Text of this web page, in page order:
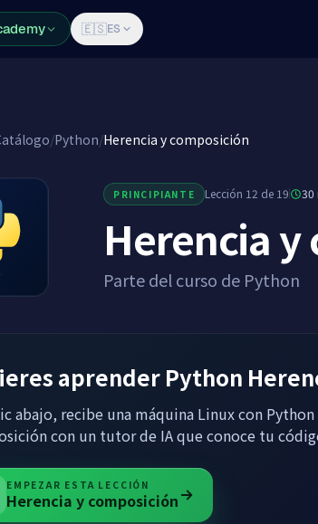
🇪🇸ES
/Python/Herencia y composición
PRINCIPIANTE Lección 12 de 19 30
Herencia
Parte del curso de Python
aprender Python
abajo, recibe una máquina Linux con
con un tutor de IA que conoce tu
EMPEZAR ESTA LECCIÓN
Herencia y composición